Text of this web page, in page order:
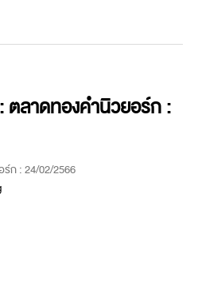
ตลาดทองคำนิวยอร์ก :
ก : 24/02/2566